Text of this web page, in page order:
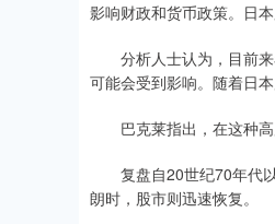
影响财政和货币政策。日
分析人士认为，目前来
可能会受到影响。随着日
巴克莱指出，在这种高
复盘自20世纪70年代以
朗时，股市则迅速恢复。